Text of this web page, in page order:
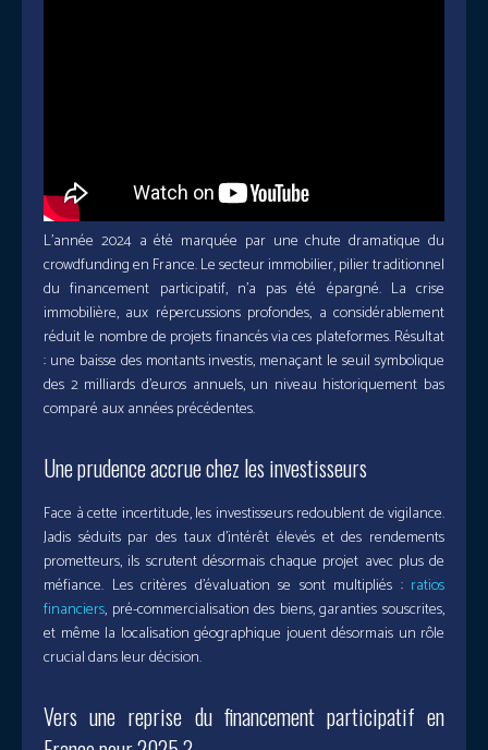
L’année 2024 a été marquée par une chute dramatique du
crowdfunding en France. Le secteur immobilier, pilier traditionnel
du financement participatif, n’a pas été épargné. La crise
immobilière, aux répercussions profondes, a considérablement
réduit le nombre de projets financés via ces plateformes. Résultat
: une baisse des montants investis, menaçant le seuil symbolique
des 2 milliards d’euros annuels, un niveau historiquement bas
comparé aux années précédentes.
Une prudence accrue chez les investisseurs
Face à cette incertitude, les investisseurs redoublent de vigilance.
Jadis séduits par des taux d’intérêt élevés et des rendements
prometteurs, ils scrutent désormais chaque projet avec plus de
méfiance. Les critères d’évaluation se sont multipliés : ratios
financiers, pré-commercialisation des biens, garanties souscrites,
et même la localisation géographique jouent désormais un rôle
crucial dans leur décision.
Vers une reprise du financement participatif en